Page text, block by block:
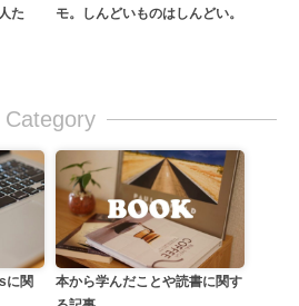
た
モ。しんどいものはしんどい。
Category
に関
本から学んだことや読書に関す